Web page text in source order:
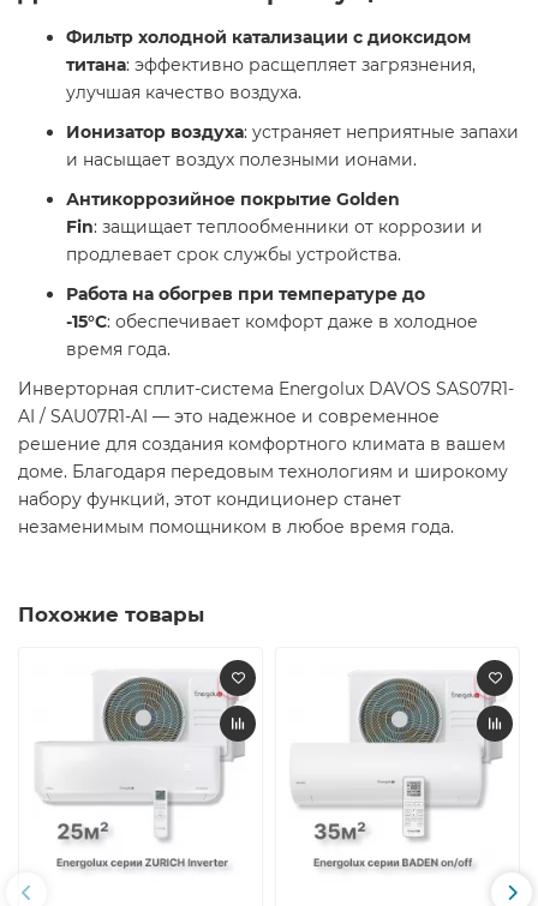
Фильтр холодной катализации с диоксидом
титана: эффективно расщепляет загрязнения,
улучшая качество воздуха.
Ионизатор воздуха: устраняет неприятные запахи
и насыщает воздух полезными ионами.​
Антикоррозийное покрытие Golden
Fin: защищает теплообменники от коррозии и
продлевает срок службы устройства.​
Работа на обогрев при температуре до
-15°C: обеспечивает комфорт даже в холодное
время года. ​
Инверторная сплит-система Energolux DAVOS SAS07R1-
AI / SAU07R1-AI — это надежное и современное
решение для создания комфортного климата в вашем
доме. Благодаря передовым технологиям и широкому
набору функций, этот кондиционер станет
незаменимым помощником в любое время года. ​
Похожие товары